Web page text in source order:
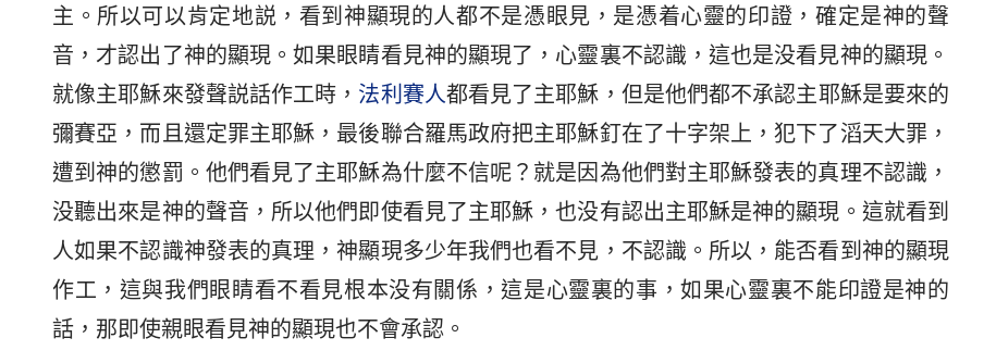
主。所以可以肯定地説，看到神顯現的人都不是憑眼見，是憑着心靈的印證，確定是神的聲
音，才認出了神的顯現。如果眼睛看見神的顯現了，心靈裏不認識，這也是没看見神的顯現。
就像主耶穌來發聲説話作工時， 法利賽人都看見了主耶穌，但是他們都不承認主耶穌是要來的
彌賽亞，而且還定罪主耶穌，最後聯合羅馬政府把主耶穌釘在了十字架上，犯下了滔天大罪，
遭到神的懲罰。他們看見了主耶穌為什麼不信呢？就是因為他們對主耶穌發表的真理不認識，
没聽出來是神的聲音，所以他們即使看見了主耶穌，也没有認出主耶穌是神的顯現。這就看到
人如果不認識神發表的真理，神顯現多少年我們也看不見，不認識。所以，能否看到神的顯現
作工，這與我們眼睛看不看見根本没有關係，這是心靈裏的事，如果心靈裏不能印證是神的
話，那即使親眼看見神的顯現也不會承認。